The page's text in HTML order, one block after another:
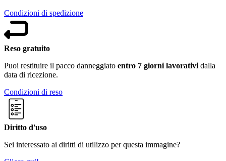
Condizioni di spedizione
Reso gratuito
Puoi restituire il pacco danneggiato entro 7 giorni lavorativi dalla
data di ricezione.
Condizioni di reso
Diritto d'uso
Sei interessato ai diritti di utilizzo per questa immagine?